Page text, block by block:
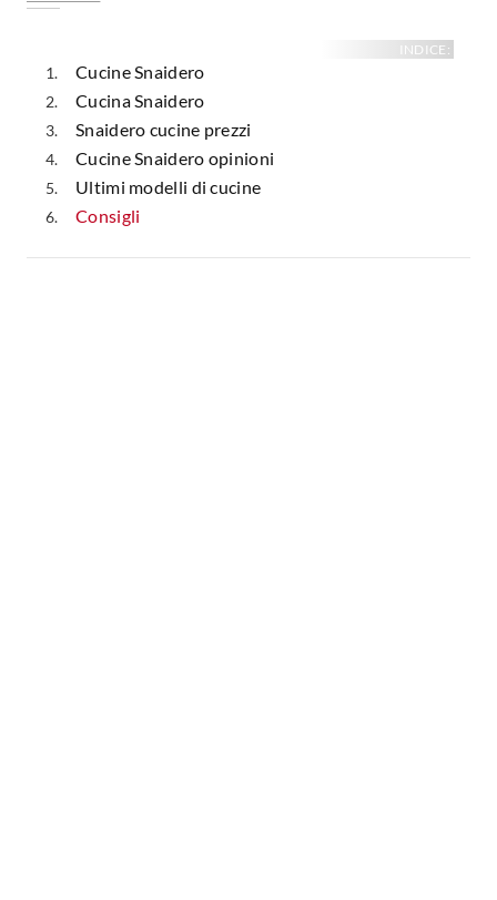
INDICE:
Cucine Snaidero
Cucina Snaidero
Snaidero cucine prezzi
Cucine Snaidero opinioni
Ultimi modelli di cucine
Consigli